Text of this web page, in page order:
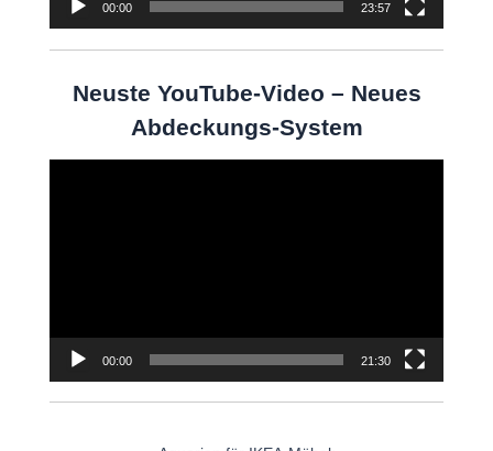
00:00 23:57
Neuste YouTube-Video – Neues
Abdeckungs-System
00:00 21:30